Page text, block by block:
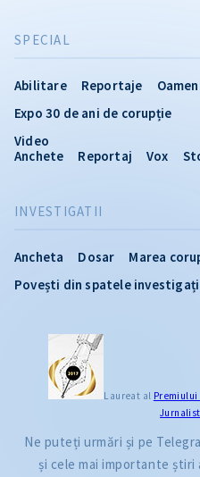
INVESTIGATII
Ancheta Dosar
Marea
Povești din spatele
SPECIAL
Abilitare Reportaje
Expo 30 de ani de corupție
Video
Anchete
Reportaj Vox
Laureat al
Ne puteți urmări și pe
și cele mai importante știri